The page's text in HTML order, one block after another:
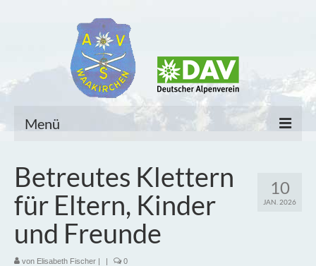
Menü
Unsere Sektion
Sektionsmitteilungen
10
JAN. 2026
Betreutes Klettern
für Eltern, Kinder
und Freunde
von Elisabeth Fischer | | 0